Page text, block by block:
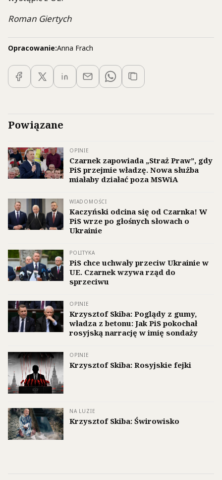
Roman Giertych
Opracowanie:Anna Frach
Powiązane
OPINIE
Czarnek zapowiada „Straż Praw”, gdy
PiS przejmie władzę. Nowa służba
miałaby działać poza MSWiA
WIADOMOŚCI
Kaczyński odcina się od Czarnka! W
PiS wrze po głośnych słowach o
Ukrainie
POLITYKA
PiS chce uchwały przeciw Ukrainie w
UE. Czarnek wzywa rząd do
sprzeciwu
OPINIE
Krzysztof Skiba: Poglądy z gumy,
władza z betonu: Jak PiS pokochał
rosyjską narrację w imię sondaży
OPINIE
Krzysztof Skiba: Rosyjskie fejki
NA LUZIE
Krzysztof Skiba: Świrowisko